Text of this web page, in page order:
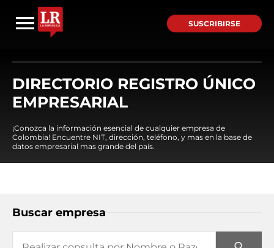
SUSCRIBIRSE
DIRECTORIO REGISTRO ÚNICO
EMPRESARIAL
¡Conozca la información esencial de cualquier empresa de
Colombia! Encuentre NIT, dirección, teléfono, y mas en la base de
datos empresarial mas grande del país.
Buscar empresa